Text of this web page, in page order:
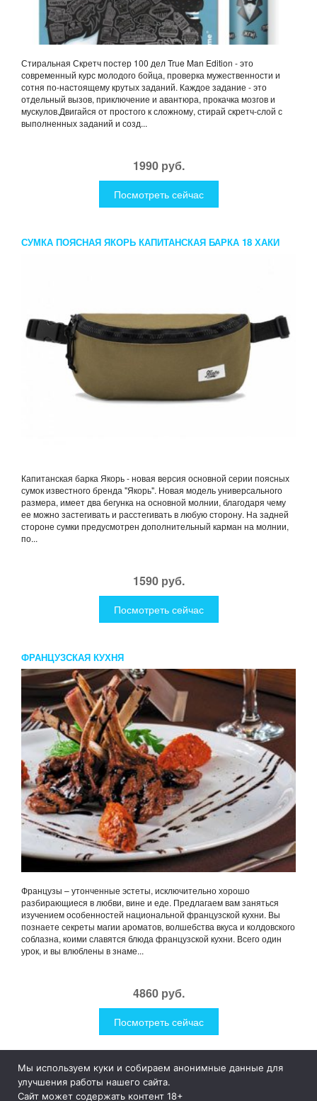
Стиральная Скретч постер 100 дел True Man Edition - это
современный курс молодого бойца, проверка мужественности и
сотня по-настоящему крутых заданий. Каждое задание - это
отдельный вызов, приключение и авантюра, прокачка мозгов и
мускулов.Двигайся от простого к сложному, стирай скретч-слой с
выполненных заданий и созд...
1990 руб.
Посмотреть сейчас
СУМКА ПОЯСНАЯ ЯКОРЬ КАПИТАНСКАЯ БАРКА 18 ХАКИ
Капитанская барка Якорь - новая версия основной серии поясных
сумок известного бренда "Якорь". Новая модель универсального
размера, имеет два бегунка на основной молнии, благодаря чему
ее можно застегивать и расстегивать в любую сторону. На задней
стороне сумки предусмотрен дополнительный карман на молнии,
по...
1590 руб.
Посмотреть сейчас
ФРАНЦУЗСКАЯ КУХНЯ
Французы – утонченные эстеты, исключительно хорошо
разбирающиеся в любви, вине и еде. Предлагаем вам заняться
изучением особенностей национальной французской кухни. Вы
познаете секреты магии ароматов, волшебства вкуса и колдовского
соблазна, коими славятся блюда французской кухни. Всего один
урок, и вы влюблены в знаме...
4860 руб.
Посмотреть сейчас
1Like
Мы используем куки и собираем анонимные данные для
улучшения работы нашего сайта.
Сайт может содержать контент 18+